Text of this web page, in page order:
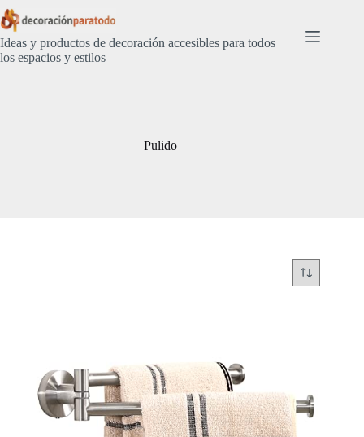
Saltar
al
contenido
Ideas y productos de decoración accesibles para todos
los espacios y estilos
Pulido